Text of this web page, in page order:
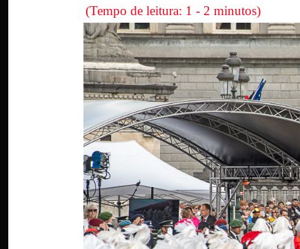
(Tempo de leitura: 1 - 2 minutos)